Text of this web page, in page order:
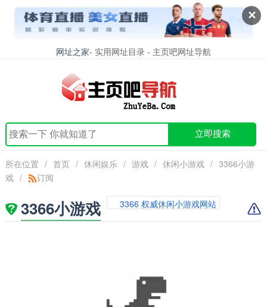
✕
网址之家- 实用网址目录 - 主页吧网址导航
立即搜索
所在位置 / 首页 / 休闲娱乐 / 游戏 / 休闲小游戏 / 3366小游
戏 / 订阅
3366小游戏 3366 权威休闲小游戏网站